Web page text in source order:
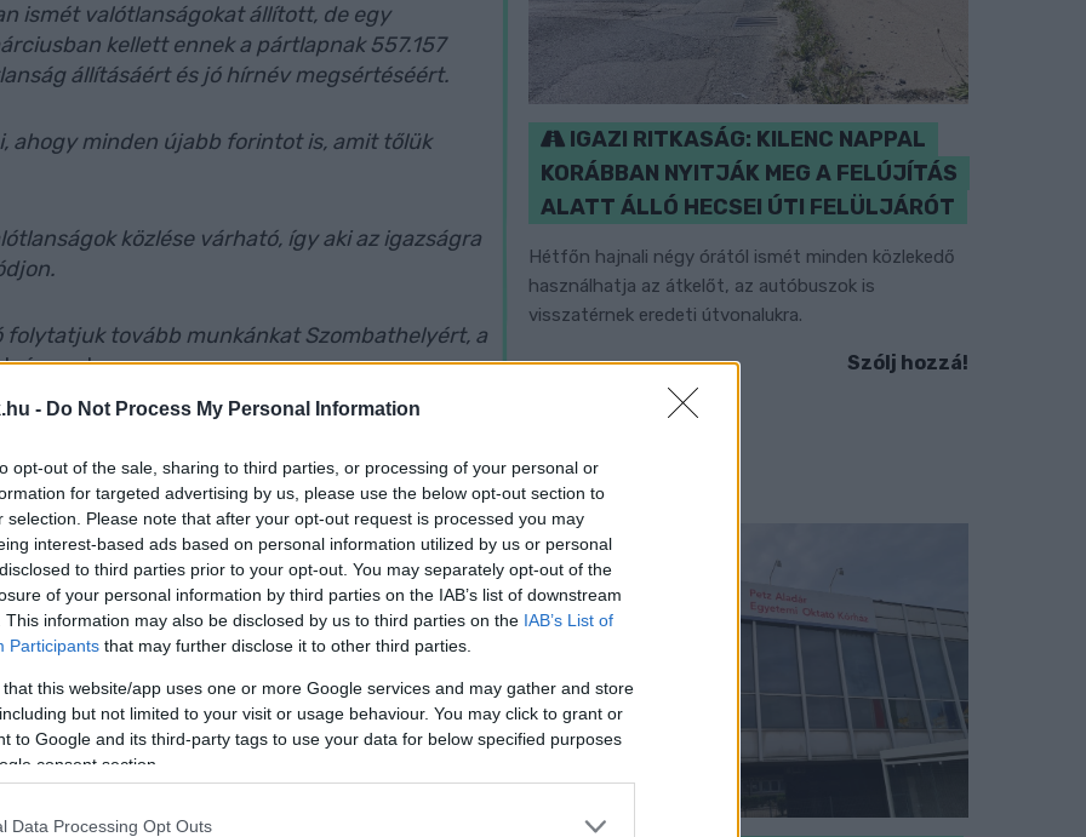
- Do Not Process My Personal Information
opt-out of the sale, sharing to third parties, or processing of your personal or
for targeted advertising by us, please use the below opt-out section to
selection. Please note that after your opt-out request is processed you may
interest-based ads based on personal information utilized by us or personal
to third parties prior to your opt-out. You may separately opt-out of the
of your personal information by third parties on the IAB’s list of downstream
This information may also be disclosed by us to third parties on the IAB’s List of
Participants that may further disclose it to other third parties.
that this website/app uses one or more Google services and may gather and store
but not limited to your visit or usage behaviour. You may click to grant or
to Google and its third-party tags to use your data for below specified purposes
consent section.
Data Processing Opt Outs
ismét valótlanságokat állított, de egy
kellett ennek a pártlapnak 557.157
állításáért és jó hírnév megsértéséért.
ahogy minden újabb forintot is, amit tőlük
közlése várható, így aki az igazságra
folytatjuk tovább munkánkat Szombathelyért, a
titkos megbeszélésről fog tudósítani.
komolysági szinten:
Czeglédy Csaba és Horváth Attila is
Czeglédy Csaba és Horváth Attila is
Czeglédy Csaba és Horváth Attila is
Czeglédy Csaba és Horváth Attila is
IGAZI RITKASÁG: KILENC NAPPAL
KORÁBBAN NYITJÁK MEG A FELÚJÍTÁS
ALATT ÁLLÓ HECSEI ÚTI FELÜLJÁRÓT
Hétfőn hajnali négy órától ismét minden közlekedő
használhatja az átkelőt, az autóbuszok is
visszatérnek eredeti útvonalukra.
Szólj hozzá!